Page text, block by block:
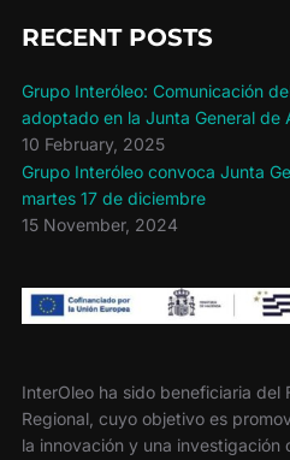
RECENT POSTS
Grupo Interóleo: Comunicación
adoptado en la Junta General de
10 February, 2025
Grupo Interóleo convoca Junta
martes 17 de diciembre
15 November, 2024
InterOleo ha sido beneficiaria del
Regional, cuyo objetivo es
la innovación y una investigación